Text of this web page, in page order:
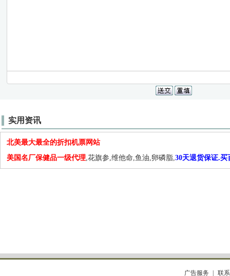
实用资讯
北美最大最全的折扣机票网站
美国名厂保健品一级代理,花旗参,维他命,鱼油,卵磷脂,30天退货保证.买
广告服务 联